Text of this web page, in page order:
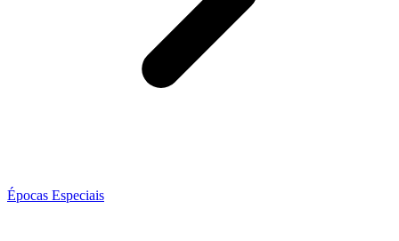
Épocas Especiais